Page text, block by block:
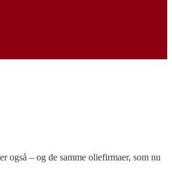
– og de samme oliefirmaer, som nu